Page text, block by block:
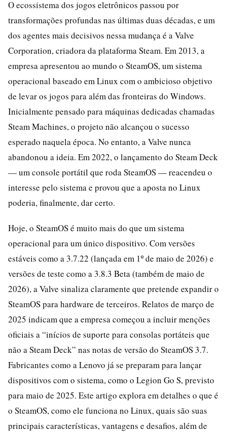
O ecossistema dos jogos eletrônicos passou por
transformações profundas nas últimas duas décadas, e um
dos agentes mais decisivos nessa mudança é a Valve
Corporation, criadora da plataforma Steam. Em 2013, a
empresa apresentou ao mundo o SteamOS, um sistema
operacional baseado em Linux com o ambicioso objetivo
de levar os jogos para além das fronteiras do Windows.
Inicialmente pensado para máquinas dedicadas chamadas
Steam Machines, o projeto não alcançou o sucesso
esperado naquela época. No entanto, a Valve nunca
abandonou a ideia. Em 2022, o lançamento do Steam Deck
— um console portátil que roda SteamOS — reacendeu o
interesse pelo sistema e provou que a aposta no Linux
poderia, finalmente, dar certo.
Hoje, o SteamOS é muito mais do que um sistema
operacional para um único dispositivo. Com versões
estáveis como a 3.7.22 (lançada em 1º de maio de 2026) e
versões de teste como a 3.8.3 Beta (também de maio de
2026), a Valve sinaliza claramente que pretende expandir o
SteamOS para hardware de terceiros. Relatos de março de
2025 indicam que a empresa começou a incluir menções
oficiais a “inícios de suporte para consolas portáteis que
não a Steam Deck” nas notas de versão do SteamOS 3.7.
Fabricantes como a Lenovo já se preparam para lançar
dispositivos com o sistema, como o Legion Go S, previsto
para maio de 2025. Este artigo explora em detalhes o que é
o SteamOS, como ele funciona no Linux, quais são suas
principais características, vantagens e desafios, além de